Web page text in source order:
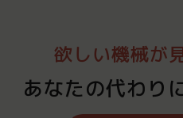
欲しい機械が
あなたの代わり